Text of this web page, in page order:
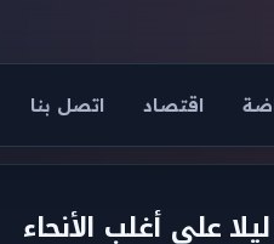
اقتصاد اتصل بنا
على أغلب الأنحاء